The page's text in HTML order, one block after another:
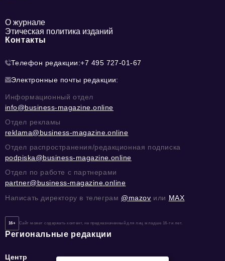
О журнале
Этическая политика изданий
Контакты
Телефон редакции:+7 495 727-01-67
Электронные почты редакции:
Информационный отдел
info@business-magazine.online
Отдел рекламы
reklama@business-magazine.online
Отдел распространения/редакционная подписка
podpiska@business-magazine.online
Отдел по работе с партнерами
partner@business-magazine.online
Написать директору в телеграм @mazov или MAX
16+ Сайт может содержать контент, не предназначенный для лиц младше 16-ти лет.
Региональные редакции
Центр